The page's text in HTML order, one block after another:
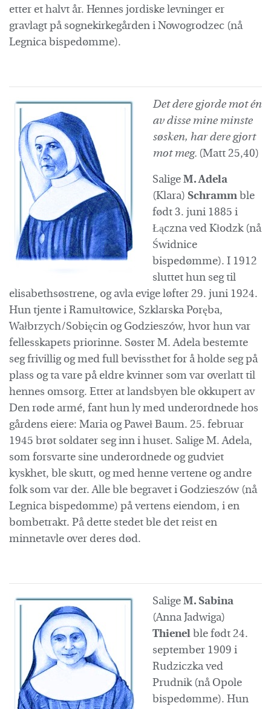
etter et halvt år. Hennes jordiske levninger er
gravlagt på sognekirkegården i Nowogrodzec (nå
Legnica bispedømme).
Det dere gjorde mot én
av disse mine minste
søsken, har dere gjort
mot meg. (Matt 25,40)
Salige M. Adela
(Klara) Schramm ble
født 3. juni 1885 i
Łączna ved Kłodzk (nå
Świdnice
bispedømme). I 1912
sluttet hun seg til
elisabethsøstrene, og avla evige løfter 29. juni 1924.
Hun tjente i Ramułtowice, Szklarska Poręba,
Wałbrzych/Sobięcin og Godzieszów, hvor hun var
fellesskapets priorinne. Søster M. Adela bestemte
seg frivillig og med full bevissthet for å holde seg på
plass og ta vare på eldre kvinner som var overlatt til
hennes omsorg. Etter at landsbyen ble okkupert av
Den røde armé, fant hun ly med underordnede hos
gårdens eiere: Maria og Paweł Baum. 25. februar
1945 brøt soldater seg inn i huset. Salige M. Adela,
som forsvarte sine underordnede og gudviet
kyskhet, ble skutt, og med henne vertene og andre
folk som var der. Alle ble begravet i Godzieszów (nå
Legnica bispedømme) på vertens eiendom, i en
bombetrakt. På dette stedet ble det reist en
minnetavle over deres død.
Salige M. Sabina
(Anna Jadwiga)
Thienel ble født 24.
september 1909 i
Rudziczka ved
Prudnik (nå Opole
bispedømme). Hun